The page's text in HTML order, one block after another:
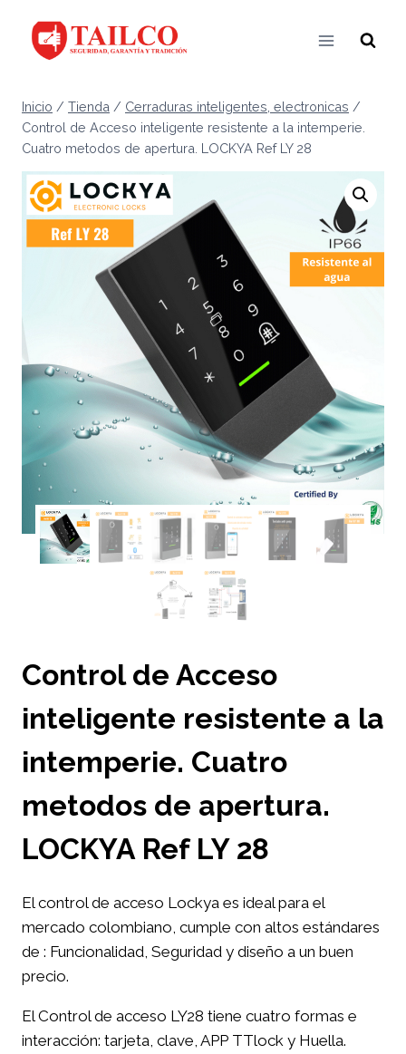
contenido
Inicio / Tienda / Cerraduras inteligentes, electronicas /
Control de Acceso inteligente resistente a la intemperie.
Cuatro metodos de apertura. LOCKYA Ref LY 28
Control de Acceso
inteligente resistente a la
intemperie. Cuatro
metodos de apertura.
LOCKYA Ref LY 28
El control de acceso Lockya es ideal para el
mercado colombiano, cumple con altos estándares
de : Funcionalidad, Seguridad y diseño a un buen
precio.
El Control de acceso LY28 tiene cuatro formas e
interacción: tarjeta, clave, APP TTlock y Huella.